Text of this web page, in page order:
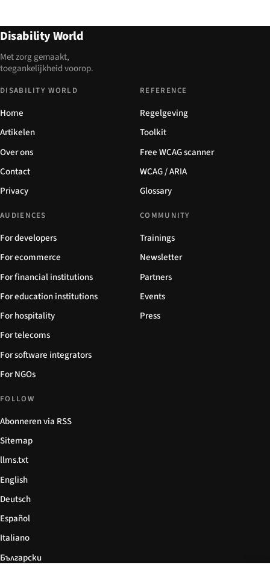
Disability World
Met zorg gemaakt,
toegankelijkheid voorop.
DISABILITY WORLD
Home
Artikelen
Over ons
Contact
Privacy
REFERENCE
Regelgeving
Toolkit
Free WCAG scanner
WCAG / ARIA
Glossary
AUDIENCES
For developers
For ecommerce
For financial institutions
For education institutions
For hospitality
For telecoms
For software integrators
For NGOs
COMMUNITY
Trainings
Newsletter
Partners
Events
Press
FOLLOW
Abonneren via RSS
Sitemap
llms.txt
English
Deutsch
Español
Italiano
Български